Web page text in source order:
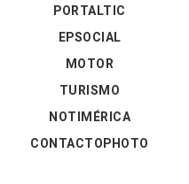
PORTALTIC
EPSOCIAL
MOTOR
TURISMO
NOTIMÉRICA
CONTACTOPHOTO